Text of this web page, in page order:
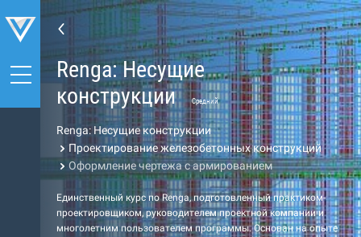
Renga: Несущие
конструкции
Средний
Renga: Несущие конструкции
Проектирование железобетонных конструкций
Оформление чертежа с армированием
Единственный курс по Renga, подготовленный практиком-
проектировщиком, руководителем проектной компании и
многолетним пользователем программы. Основан на опыте